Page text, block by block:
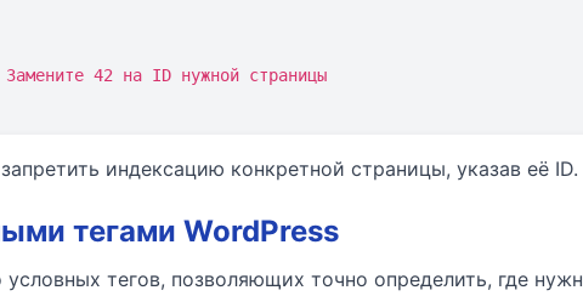
индексацию конкретной страницы, указав её ID.
тегами WordPress
тегов, позволяющих точно определить, где